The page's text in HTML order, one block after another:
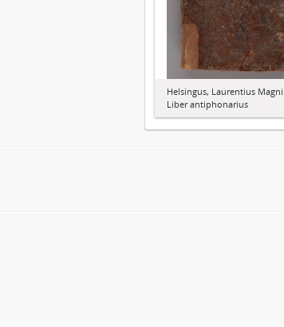
Helsingus, Laurentius Magni:
Liber antiphonarius